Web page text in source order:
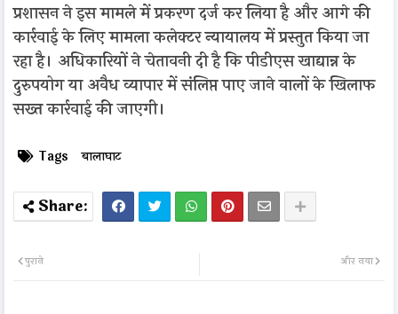
प्रशासन ने इस मामले में प्रकरण दर्ज कर लिया है और आगे की
कार्रवाई के लिए मामला कलेक्टर न्यायालय में प्रस्तुत किया जा
रहा है। अधिकारियों ने चेतावनी दी है कि पीडीएस खाद्यान्न के
दुरुपयोग या अवैध व्यापार में संलिप्त पाए जाने वालों के खिलाफ
सख्त कार्रवाई की जाएगी।
Tags बालाघाट
और नया
पुराने